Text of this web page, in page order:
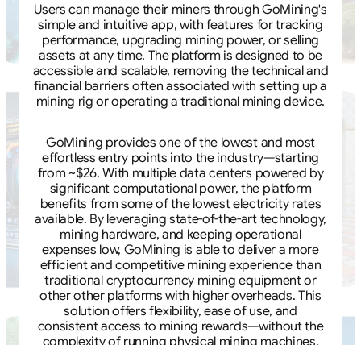
Users can manage their miners through GoMining's
simple and intuitive app, with features for tracking
performance, upgrading mining power, or selling
assets at any time. The platform is designed to be
accessible and scalable, removing the technical and
financial barriers often associated with setting up a
mining rig or operating a traditional mining device.
GoMining provides one of the lowest and most
effortless entry points into the industry—starting
from ~$26. With multiple data centers powered by
significant computational power, the platform
benefits from some of the lowest electricity rates
available. By leveraging state-of-the-art technology,
mining hardware, and keeping operational
expenses low, GoMining is able to deliver a more
efficient and competitive mining experience than
traditional cryptocurrency mining equipment or
other other platforms with higher overheads. This
solution offers flexibility, ease of use, and
consistent access to mining rewards—without the
complexity of running physical mining machines.